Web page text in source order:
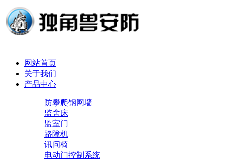
网站首页
关于我们
产品中心
防攀爬钢网墙
监舍床
监室门
路障机
讯问椅
电动门控制系统